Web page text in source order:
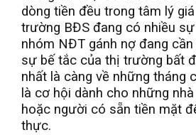
dòng tiền đều trong tâm lý
trường BĐS đang có nhiều
nhóm NĐT gánh nợ đang
sự bế tắc của thị trường bất
nhất là càng về những tháng
là cơ hội dành cho những
hoặc người có sẵn tiền mặt
thực.